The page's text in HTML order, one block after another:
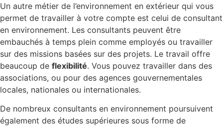
Un autre métier de l’environnement en extérieur qui vous
permet de travailler à votre compte est celui de consultant
en environnement. Les consultants peuvent être
embauchés à temps plein comme employés ou travailler
sur des missions basées sur des projets. Le travail offre
beaucoup de flexibilité. Vous pouvez travailler dans des
associations, ou pour des agences gouvernementales
locales, nationales ou internationales.
De nombreux consultants en environnement poursuivent
également des études supérieures sous forme de